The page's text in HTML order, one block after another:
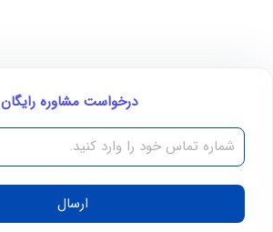
درخواست مشاوره رایگان
ارسال